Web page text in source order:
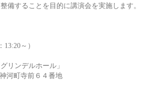
備することを目的に講演会を実施します。
13:20～）
リンデルホール」
河町寺前６４番地